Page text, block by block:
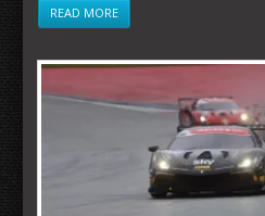
READ MORE